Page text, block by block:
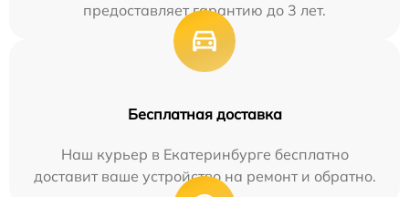
предоставляет гарантию до 3 лет.
Бесплатная доставка
Наш курьер в Екатеринбурге бесплатно
доставит ваше устройство на ремонт и обратно.